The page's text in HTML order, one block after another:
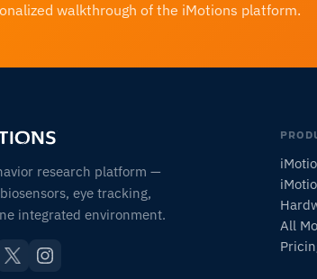
walkthrough of the iMotions platform.
research platform —
eye tracking,
integrated environment.
All